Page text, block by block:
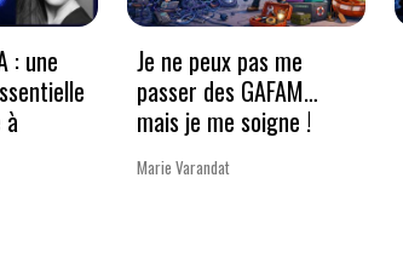
: une
Je ne peux pas me
passer des GAFAM…
mais je me soigne !
Marie Varandat